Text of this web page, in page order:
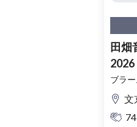
田畑
2026
ブラ
文